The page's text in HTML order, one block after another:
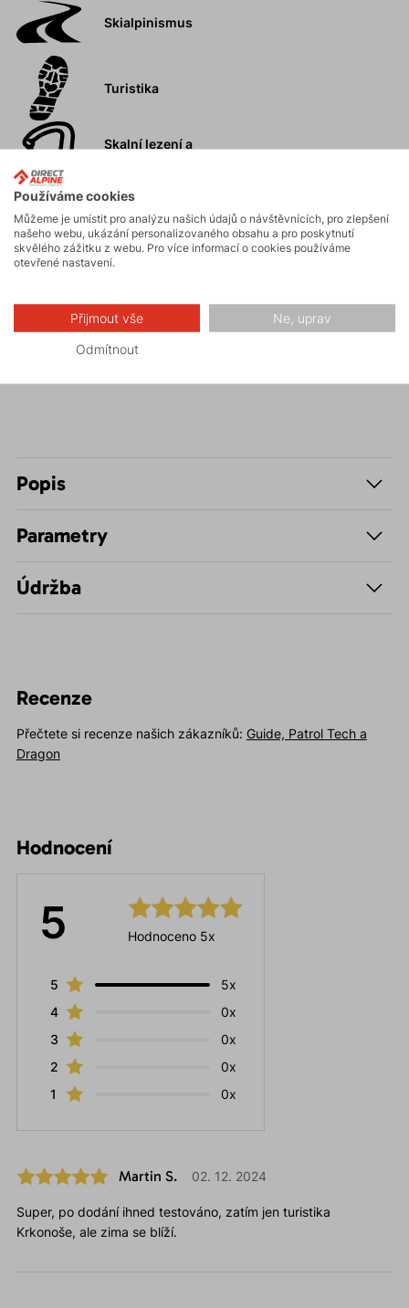
Skialpinismus
Turistika
Skalní lezení a
turistika
Fitness
Popis
Parametry
Údržba
Recenze
Přečtete si recenze našich zákazníků: Guide, Patrol Tech a
Dragon
Hodnocení
5 Hodnoceno 5x
5
5x
4
0x
3
0x
2
0x
1
0x
Martin S. 02. 12. 2024
Super, po dodání ihned testováno, zatím jen turistika
Krkonoše, ale zima se blíží.
Používáme cookies
Můžeme je umístit pro analýzu našich údajů o návštěvnících, pro zlepšení
našeho webu, ukázání personalizovaného obsahu a pro poskytnutí
skvělého zážitku z webu. Pro více informací o cookies používáme
otevřené nastavení.
Přijmout vše Ne, uprav
Odmítnout